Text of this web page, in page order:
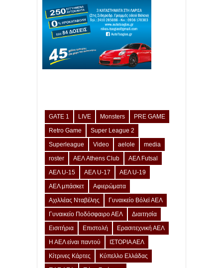
GATE 1 LIVE Monsters
PRE GAME
Retro Game
Super League 2
Superleague
Video aelole
media
roster
ΑΕΛ Athens Club
ΑΕΛ Futsal
ΑΕΛ U-15
ΑΕΛ U-17
ΑΕΛ U-19
ΑΕΛ μπάσκετ
Αφιερώματα
Αχιλλέας Νταβέλης
Γυναικείο Βόλεϊ ΑΕΛ
Γυναικείο Ποδόσφαιρο ΑΕΛ
Διαιτησία
Εισιτήρια
Επιστολή
Ερασιτεχνική ΑΕΛ
Η ΑΕΛ είναι παντού
ΙΣΤΟΡΙΑ ΑΕΛ
Κίτρινες Κάρτες
Κύπελλο Ελλάδας